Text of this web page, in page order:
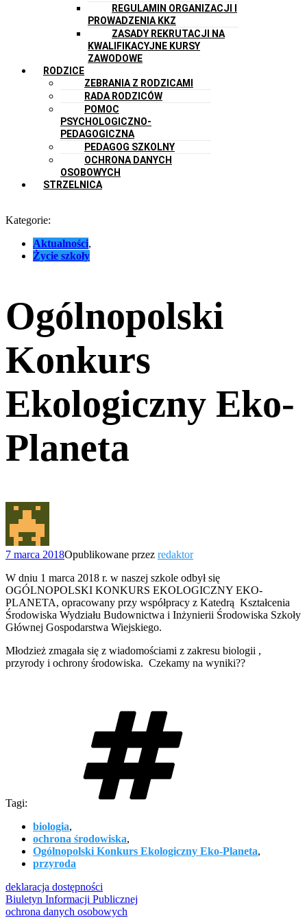
REGULAMIN ORGANIZACJI I
PROWADZENIA KKZ
ZASADY REKRUTACJI NA
KWALIFIKACYJNE KURSY
ZAWODOWE
RODZICE
ZEBRANIA Z RODZICAMI
RADA RODZICÓW
POMOC
PSYCHOLOGICZNO-
PEDAGOGICZNA
PEDAGOG SZKOLNY
OCHRONA DANYCH
OSOBOWYCH
STRZELNICA
Kategorie:
Aktualności,
Życie szkoły
Ogólnopolski
Konkurs
Ekologiczny Eko-
Planeta
7 marca 2018Opublikowane przez redaktor
W dniu 1 marca 2018 r. w naszej szkole odbył się
OGÓLNOPOLSKI KONKURS EKOLOGICZNY EKO-
PLANETA, opracowany przy współpracy z Katedrą Kształcenia
Środowiska Wydziału Budownictwa i Inżynierii Środowiska Szkoły
Głównej Gospodarstwa Wiejskiego.
Młodzież zmagała się z wiadomościami z zakresu biologii ,
przyrody i ochrony środowiska. Czekamy na wyniki??
Tagi:
biologia,
ochrona środowiska,
Ogólnopolski Konkurs Ekologiczny Eko-Planeta,
przyroda
deklaracja dostępności
Biuletyn Informacji Publicznej
ochrona danych osobowych